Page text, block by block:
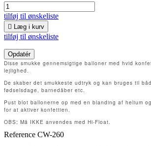
tilføj til ønskeliste
 Læg i kurv
tilføj til ønskeliste
Disse smukke gennemsigtige balloner med hvid
lejlighed.
De skaber det smukkeste udtryk og kan bruges til
fødselsdage, barnedåber etc.
Pust blot ballonerne op med en blanding af helium
for at aktiver konfettien.
OBS: Må IKKE anvendes med Hi-Float.
Reference CW-260